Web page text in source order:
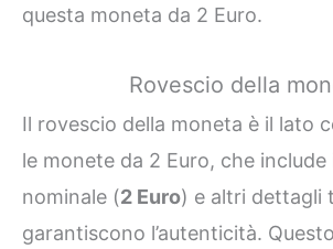
questa moneta da 2 Euro.
Rovescio della
Il rovescio della moneta è il lato
le monete da 2 Euro, che include
nominale (2 Euro) e altri dettagli
garantiscono l’autenticità.